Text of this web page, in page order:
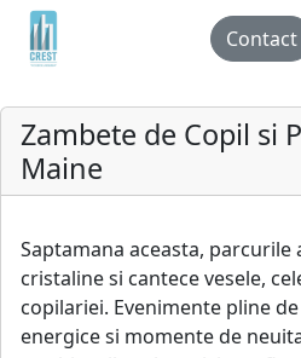
Contact
Zambete de Copil si
Maine
Saptamana aceasta,
cristaline si cantece vesele,
copilariei. Evenimente pline
energice si momente de